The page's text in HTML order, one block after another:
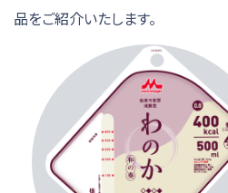
品をご紹介いたします。